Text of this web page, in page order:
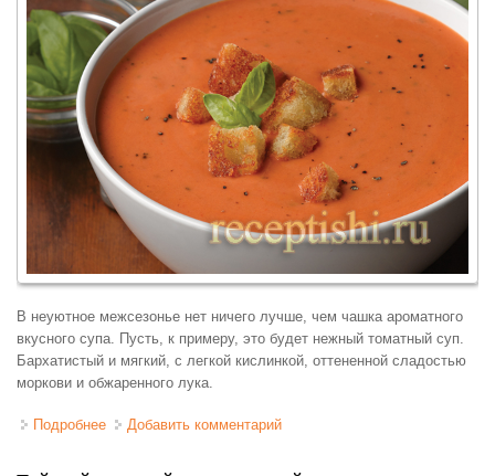
В неуютное межсезонье нет ничего лучше, чем чашка ароматного
вкусного супа. Пусть, к примеру, это будет нежный томатный суп.
Бархатистый и мягкий, с легкой кислинкой, оттененной сладостью
моркови и обжаренного лука.
Подробнее о Томатный суп-пюре с базиликом
Добавить комментарий